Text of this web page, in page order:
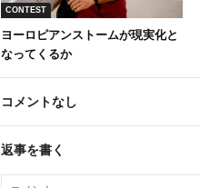
CONTEST
ヨーロピアンストームが現実化と
なってくるか
コメントなし
返事を書く